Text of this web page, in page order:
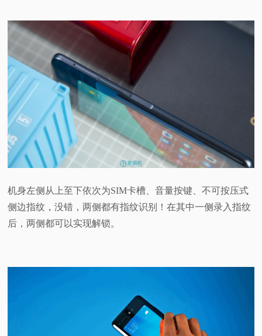
机身左侧从上至下依次为SIM卡槽、音量按键、不可按压式
侧边指纹，没错，两侧都有指纹识别！在其中一侧录入指纹
后，两侧都可以实现解锁。